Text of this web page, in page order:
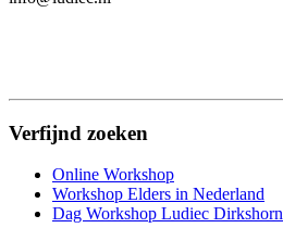
Verfijnd zoeken
Online Workshop
Workshop Elders in Nederland
Dag Workshop Ludiec Dirkshorn